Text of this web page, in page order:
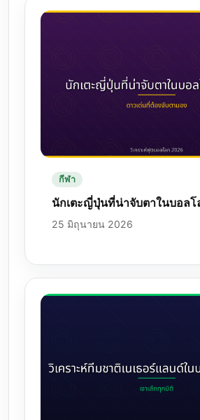
กีฬา
นักเตะญี่ปุ่นที่น่าจับตาในบอล
25 มิถุนายน 2026